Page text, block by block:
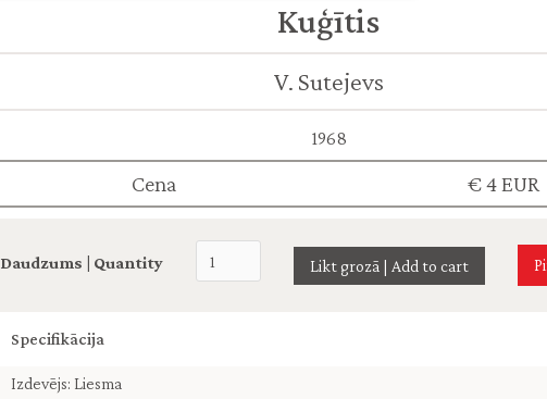
Kuģītis
V. Sutejevs
1968
Cena € 4 EUR
Daudzums | Quantity
Specifikācija
Izdevējs: Liesma